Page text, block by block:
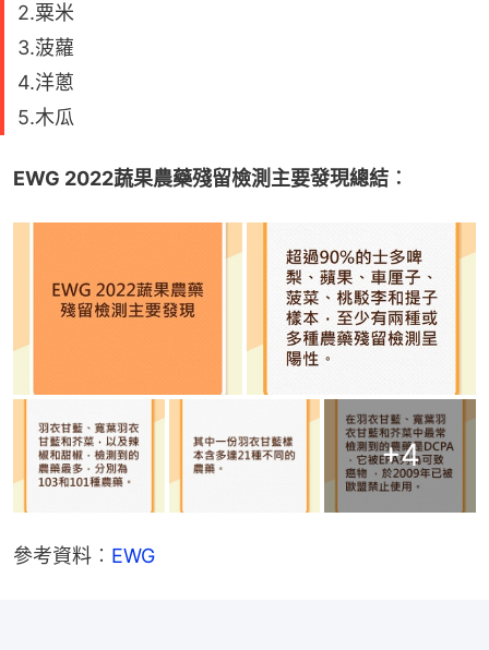
2.粟米
3.菠蘿
4.洋蔥
5.木瓜
EWG 2022蔬果農藥殘留檢測主要發現總結︰
+4
參考資料︰ EWG